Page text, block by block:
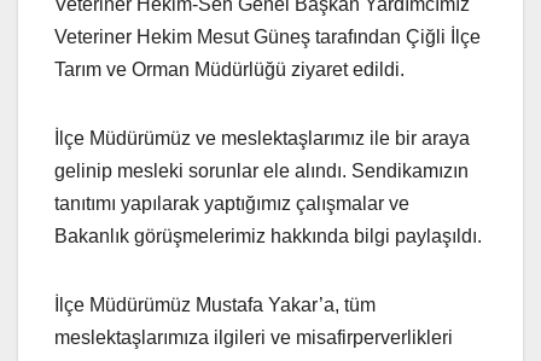
Veteriner Hekim Mesut Güneş tarafından Çiğli İlçe
Tarım ve Orman Müdürlüğü ziyaret edildi.
İlçe Müdürümüz ve meslektaşlarımız ile bir araya
gelinip mesleki sorunlar ele alındı. Sendikamızın
tanıtımı yapılarak yaptığımız çalışmalar ve
Bakanlık görüşmelerimiz hakkında bilgi paylaşıldı.
İlçe Müdürümüz Mustafa Yakar’a, tüm
meslektaşlarımıza ilgileri ve misafirperverlikleri